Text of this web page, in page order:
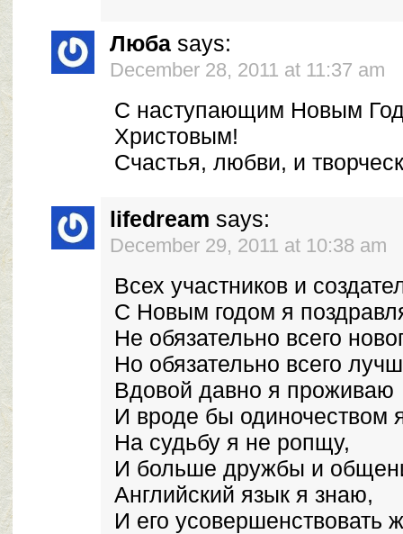
Люба says:
December 28, 2011 at 11:37 am
С наступающим Новым
Христовым!
Счастья, любви, и
lifedream says:
December 29, 2011 at 10:38 am
Всех участников и
С Новым годом я
Не обязательно всего
Но обязательно всего
Вдовой давно я проживаю
И вроде бы одиночеством
На судьбу я не ропщу,
И больше дружбы и
Английский язык я знаю,
И его усовершенствовать